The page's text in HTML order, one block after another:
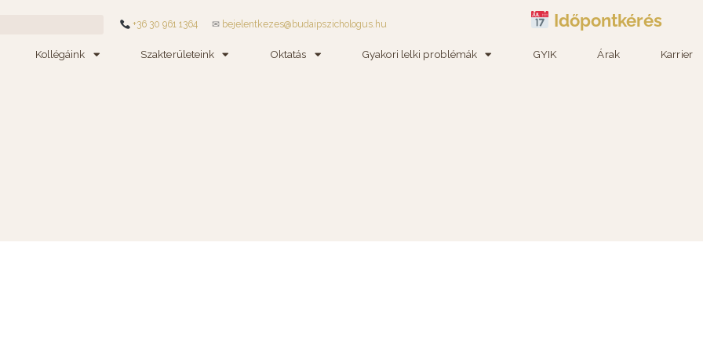
+36 30 961 1364 ✉ bejelentkezes@budaipszichologus.hu Időpontkérés
Kollégáink Szakterületeink Oktatás Gyakori lelki problémák GYIK Árak Karrier